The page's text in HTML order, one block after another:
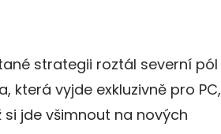
strategii roztál severní pól
která vyjde exkluzivně pro PC,
jde všimnout na nových